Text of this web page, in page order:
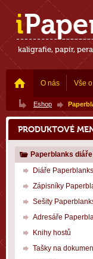
kaligrafie, papír,
O nás Vše
Eshop
PRODUKTOVÉ
Paperblanks diáře
Diáře Paperblanks
Zápisníky
Sešity
Adresáře
Knihy hostů
Tašky na